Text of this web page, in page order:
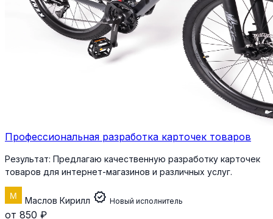
Профессиональная разработка карточек товаров
Результат: Предлагаю качественную разработку карточек
товаров для интернет-магазинов и различных услуг.
Маслов Кирилл verified Новый исполнитель
от 850 ₽